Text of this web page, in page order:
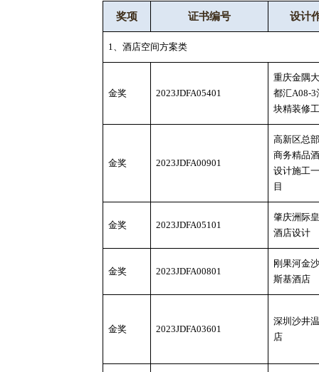
奖项 证书编号 设计
1、酒店空间方案类
金奖 2023JDFA05401
重庆金隅
都汇A08-3
块精装修
金奖 2023JDFA00901
高新区总
商务精品
设计施工
目
金奖 2023JDFA05101
肇庆洲际
酒店设计
金奖 2023JDFA00801
刚果河金
斯基酒店
金奖 2023JDFA03601
深圳沙井
店